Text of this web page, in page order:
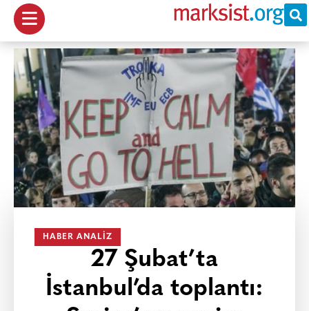
HABER ANALIZ
27 Şubat’ta
İstanbul’da toplantı: